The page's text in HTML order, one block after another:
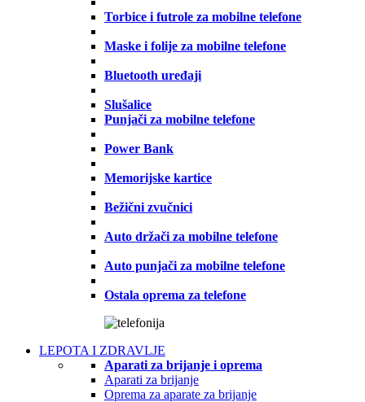
Torbice i futrole za mobilne telefone
Maske i folije za mobilne telefone
Bluetooth uređaji
Slušalice
Punjači za mobilne telefone
Power Bank
Memorijske kartice
Bežični zvučnici
Auto držači za mobilne telefone
Auto punjači za mobilne telefone
Ostala oprema za telefone
LEPOTA I ZDRAVLJE
Aparati za brijanje i oprema
Aparati za brijanje
Oprema za aparate za brijanje